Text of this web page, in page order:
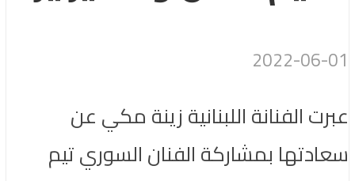
2022-06-01
عبرت الفنانة اللبنانية زينة مكي عن
سعادتها بمشاركة الفنان السوري تيم